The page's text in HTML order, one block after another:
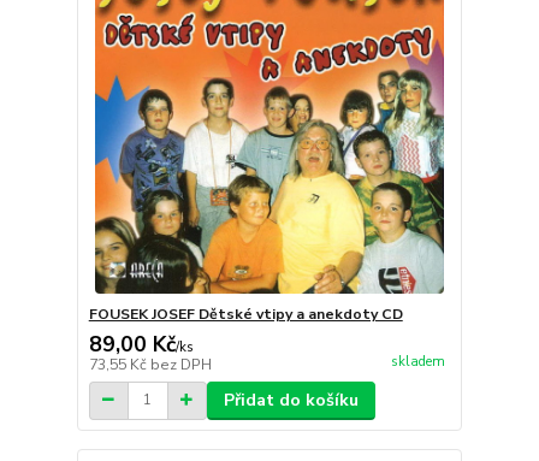
FOUSEK JOSEF Dětské vtipy a anekdoty CD
89,00 Kč/ks
73,55 Kč bez DPH skladem
Přidat do košíku